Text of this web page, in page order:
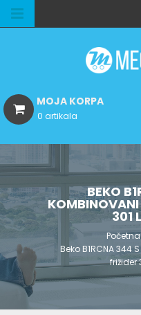
MOJA KORPA
0 artikala
BEKO
KOMBINOVANI
301
Početna
Beko B1RCNA 344
frižider